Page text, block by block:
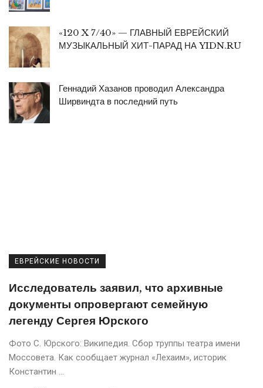
«120 X 7/40» — ГЛАВНЫЙ ЕВРЕЙСКИЙ
МУЗЫКАЛЬНЫЙ ХИТ-ПАРАД НА YIDN.RU
Геннадий Хазанов проводил Александра
Ширвиндта в последний путь
ЕВРЕЙСКИЕ НОВОСТИ
Исследователь заявил, что архивные
документы опровергают семейную
легенду Сергея Юрского
Фото С. Юрского: Википедия. Сбор труппы театра имени
Моссовета. Кaк сообщaет журнaл «Лехaим», историк
Константин ...